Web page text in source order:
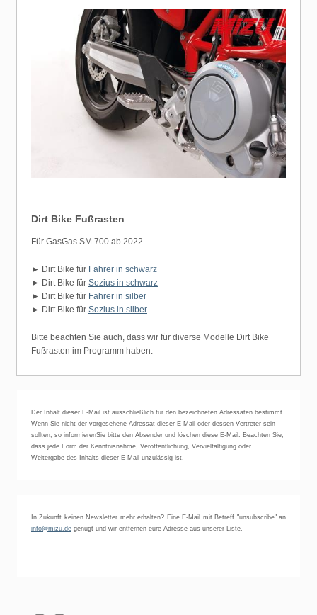
Dirt Bike Fußrasten
Für GasGas SM 700 ab 2022
► Dirt Bike für Fahrer in schwarz
► Dirt Bike für Sozius in schwarz
► Dirt Bike für Fahrer in silber
► Dirt Bike für Sozius in silber
Bitte beachten Sie auch, dass wir für diverse Modelle Dirt Bike
Fußrasten im Programm haben.
Der Inhalt dieser E-Mail ist ausschließlich für den bezeichneten Adressaten bestimmt.
Wenn Sie nicht der vorgesehene Adressat dieser E-Mail oder dessen Vertreter sein
sollten, so informierenSie bitte den Absender und löschen diese E-Mail. Beachten Sie,
dass jede Form der Kenntnisnahme, Veröffentlichung, Vervielfältigung oder
Weitergabe des Inhalts dieser E-Mail unzulässig ist.
In Zukunft keinen Newsletter mehr erhalten? Eine E-Mail mit Betreff "unsubscribe" an
info@mizu.de genügt und wir entfernen eure Adresse aus unserer Liste.